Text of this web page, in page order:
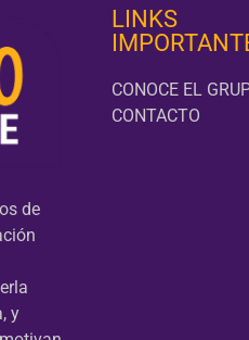
de
y
LINKS
CONOCE EL
CONTACTO